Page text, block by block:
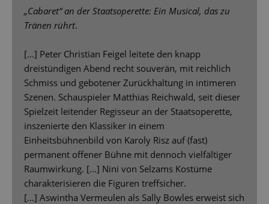
„Cabaret“ an der Staatsoperette: Ein Musical, das zu
Tränen rührt.
[...] Peter Christian Feigel leitete den knapp
dreistündigen Abend recht souverän, mit reichlich
Schmiss und gebotener Zurückhaltung in intimeren
Szenen. Schauspieler Matthias Reichwald, seit dieser
Spielzeit leitender Regisseur an der Staatsoperette,
inszenierte den Klassiker in einem
Einheitsbühnenbild von Karoly Risz auf (fast)
permanent offener Bühne mit dennoch vielfältiger
Raumwirkung. […] Nini von Selzams Kostüme
charakterisieren die Figuren treffsicher.
[...] Aswintha Vermeulen als Sally Bowles erweist sich